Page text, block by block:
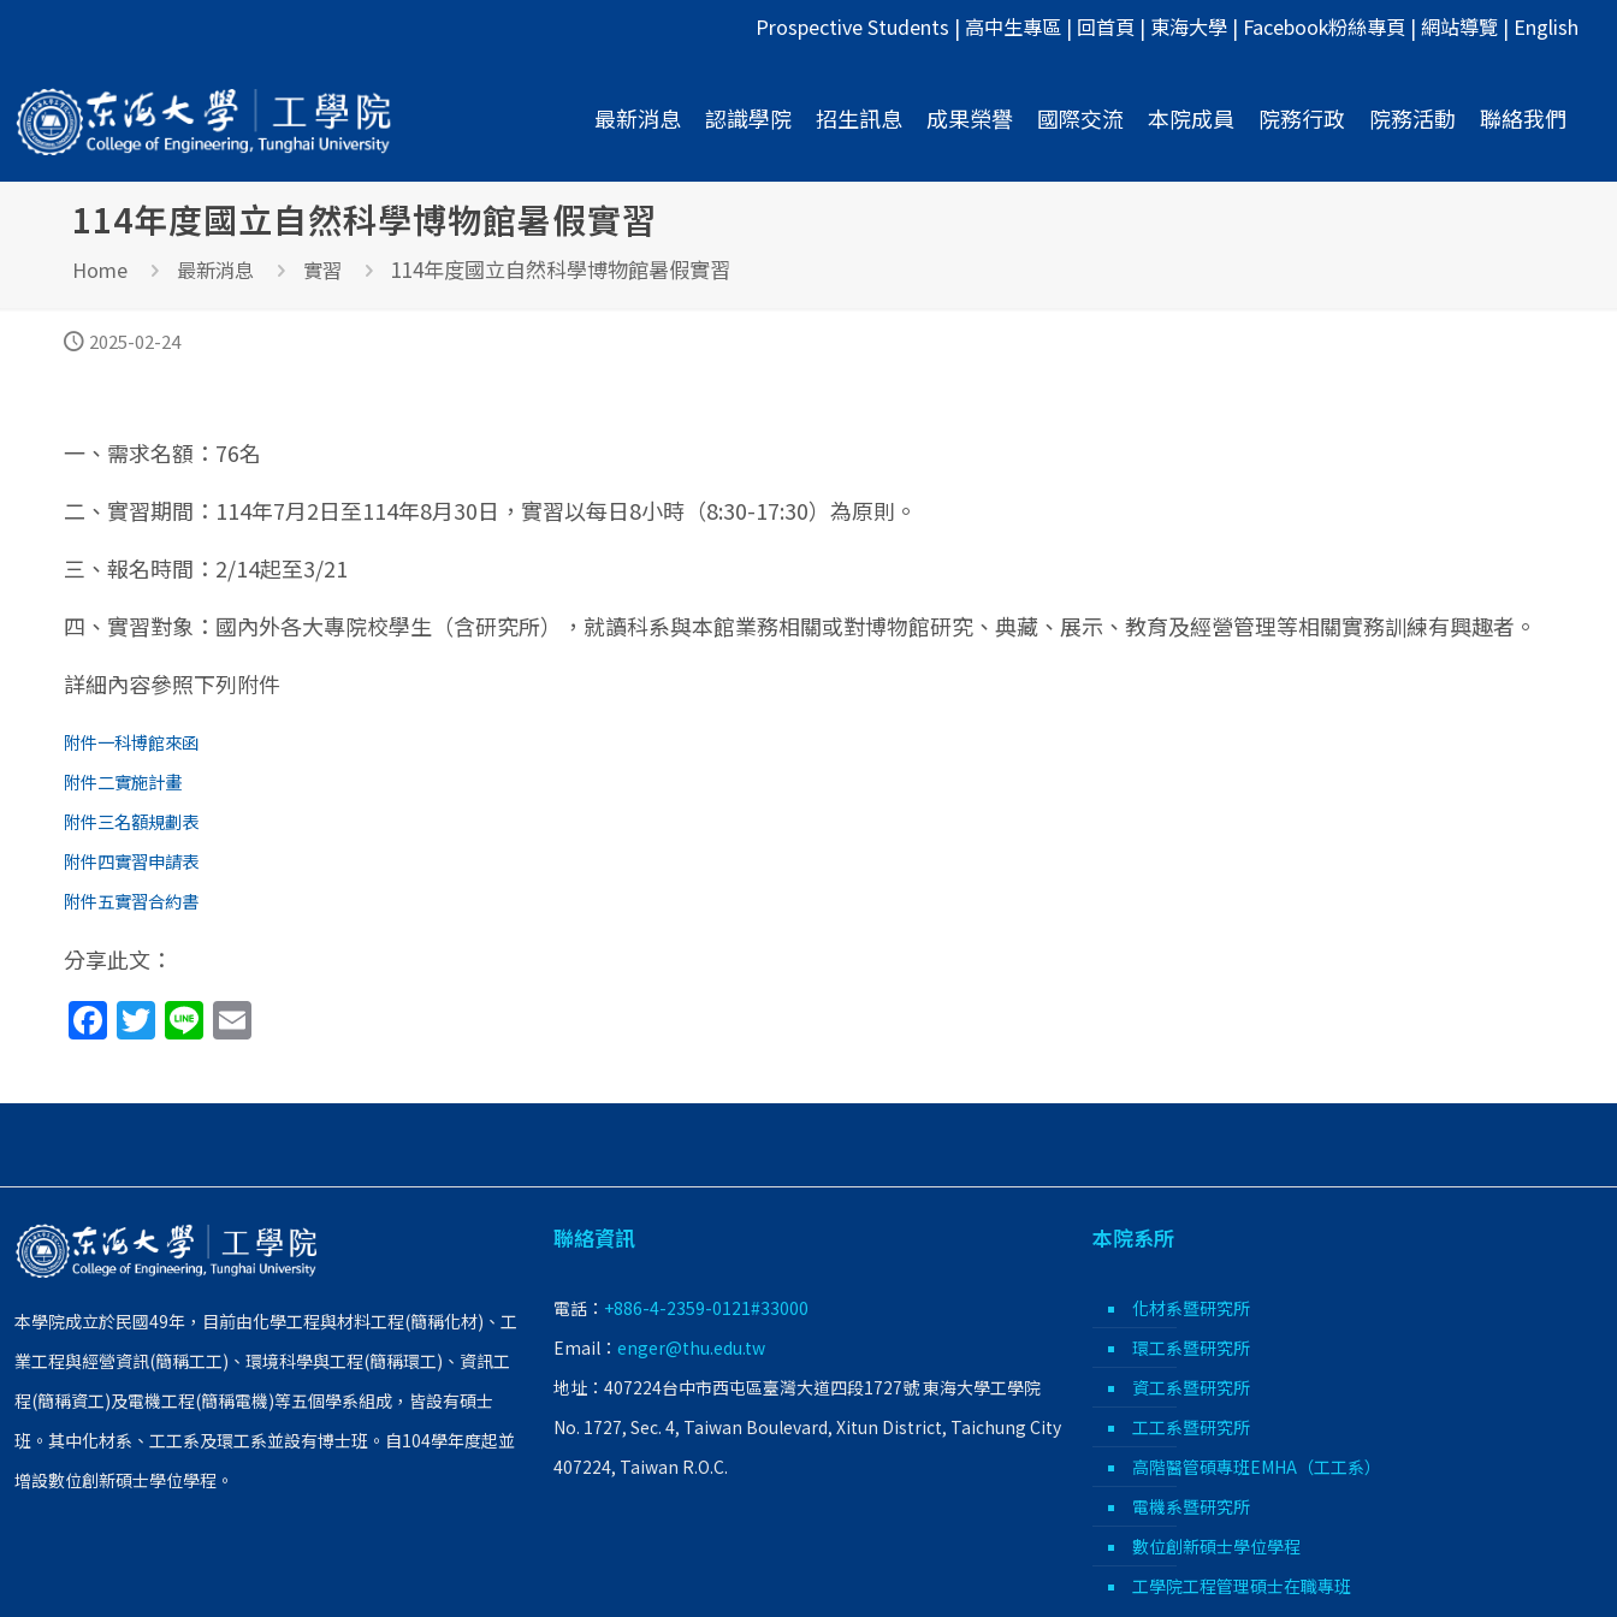
Prospective Students | 高中生專區 | 回首頁 | 東海大學 | Facebook粉絲專頁 | 網站導覽 | English
最新消息 認識學院 招生訊息 成果榮譽 國際交流 本院成員 院務行政 院務活動 聯絡我們
114年度國立自然科學博物館暑假實習
Home 最新消息 實習 114年度國立自然科學博物館暑假實習
2025-02-24
一、需求名額：76名
二、實習期間：114年7月2日至114年8月30日，實習以每日8小時（8:30-17:30）為原則。
三、報名時間：2/14起至3/21
四、實習對象：國內外各大專院校學生（含研究所），就讀科系與本館業務相關或對博物館研究、典藏、展示、教育及經營管理等相關實務訓練有興趣者。
詳細內容參照下列附件
附件一科博館來函
附件二實施計畫
附件三名額規劃表
附件四實習申請表
附件五實習合約書
分享此文：
Facebook
Twitter
Line
本學院成立於民國49年，目前由化學工程與材料工程(簡稱化材)、工
業工程與經營資訊(簡稱工工)、環境科學與工程(簡稱環工)、資訊工
程(簡稱資工)及電機工程(簡稱電機)等五個學系組成，皆設有碩士
班。其中化材系、工工系及環工系並設有博士班。自104學年度起並
增設數位創新碩士學位學程。
聯絡資訊
電話： +886-4-2359-0121#33000
Email： enger@thu.edu.tw
地址：407224台中市西屯區臺灣大道四段1727號 東海大學工學院
No. 1727, Sec. 4, Taiwan Boulevard, Xitun District, Taichung City
407224, Taiwan R.O.C.
本院系所
化材系暨研究所
環工系暨研究所
資工系暨研究所
工工系暨研究所
高階醫管碩專班EMHA（工工系）
電機系暨研究所
數位創新碩士學位學程
工學院工程管理碩士在職專班